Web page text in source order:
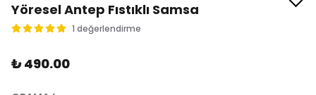
Yöresel Antep Fıstıklı Samsa
1 değerlendirme
₺ 490.00